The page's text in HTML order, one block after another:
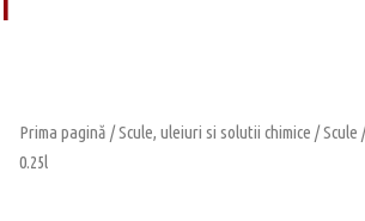
Prima pagină /Scule, uleiuri si solutii chimice /Scule
0.25l